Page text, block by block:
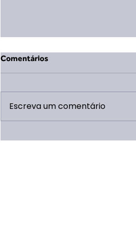
XIV ERVL: 5 Motivos pra tu
Comentários
Escreva um comentário